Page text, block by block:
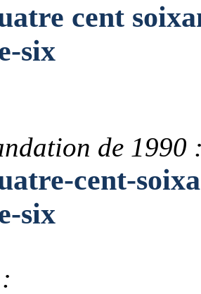
cent
six
de 1990
cent-
six